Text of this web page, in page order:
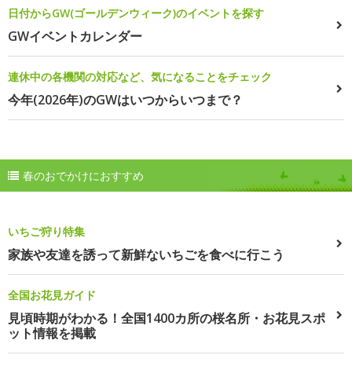
日付からGW(ゴールデンウィーク)のイベントを探す
GWイベントカレンダー
連休中の各機関の対応など、気になることをチェック
今年(2026年)のGWはいつからいつまで？
春のおでかけにおすすめ
いちご狩り特集
家族や友達を誘って新鮮ないちごを食べに行こう
全国お花見ガイド
見頃時期がわかる！全国1400カ所の桜名所・お花見スポ
ット情報を掲載